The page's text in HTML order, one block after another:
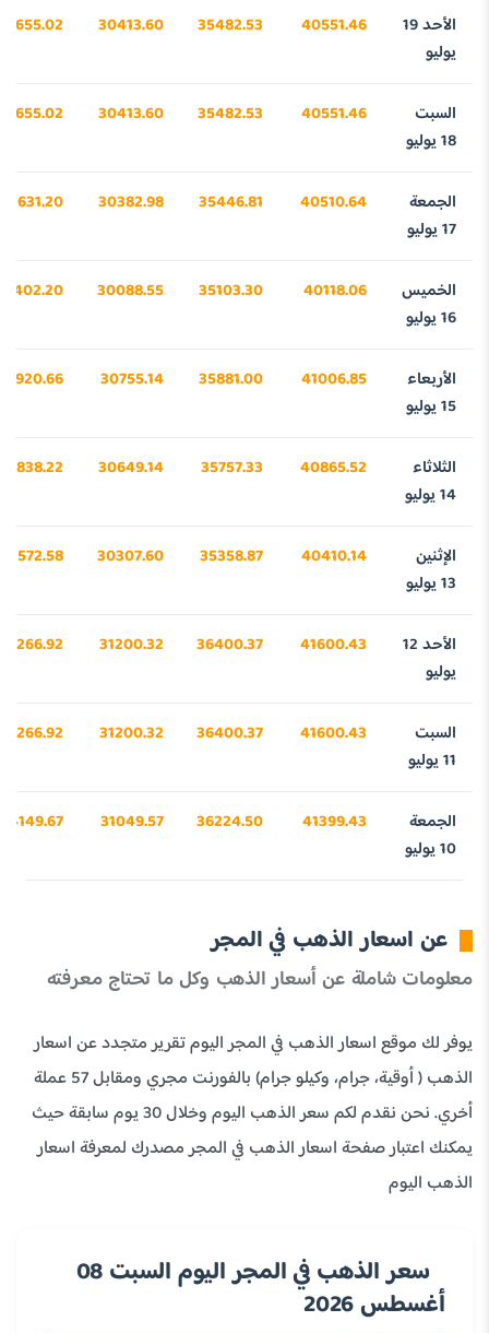
الأحد 19
يوليو
40551.46
35482.53
30413.60
السبت
18 يوليو
40551.46
35482.53
30413.60
الجمعة
17 يوليو
40510.64
35446.81
30382.98
23631.20
الخميس
16 يوليو
40118.06
35103.30
30088.55
الأربعاء
15 يوليو
41006.85
35881.00
30755.14
الثلاثاء
14 يوليو
40865.52
35757.33
30649.14
23838.22
الإثنين
13 يوليو
40410.14
35358.87
30307.60
23572.58
الأحد 12
يوليو
41600.43
36400.37
31200.32
السبت
11 يوليو
41600.43
36400.37
31200.32
الجمعة
10 يوليو
41399.43
36224.50
31049.57
24149.67
عن اسعار الذهب في المجر
معلومات شاملة عن أسعار الذهب وكل ما تحتاج معرفته
يوفر لك موقع اسعار الذهب في المجر اليوم تقرير متجدد عن اسعار
الذهب ( أوقية، جرام، وكيلو جرام) بالفورنت مجري ومقابل 57 عملة
أخري. نحن نقدم لكم سعر الذهب اليوم وخلال 30 يوم سابقة حيث
يمكنك اعتبار صفحة اسعار الذهب في المجر مصدرك لمعرفة اسعار
الذهب اليوم
سعر الذهب في المجر اليوم السبت 08
أغسطس 2026